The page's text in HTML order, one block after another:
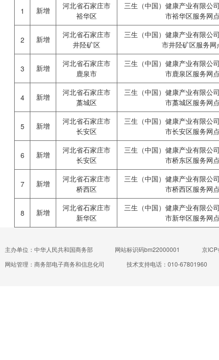
1 新增
河北省石家庄市
裕华区
三生（中国）健康产业有限公
市裕华区服务网
2 新增
河北省石家庄市
井陉矿区
三生（中国）健康产业有限公
市井陉矿区服务网
3 新增
河北省石家庄市
鹿泉市
三生（中国）健康产业有限公
市鹿泉区服务网
4 新增
河北省石家庄市
藁城区
三生（中国）健康产业有限公
市藁城区服务网
5 新增
河北省石家庄市
长安区
三生（中国）健康产业有限公
市长安区服务网
6 新增
河北省石家庄市
长安区
三生（中国）健康产业有限公
市桥东区服务网
7 新增
河北省石家庄市
桥西区
三生（中国）健康产业有限公
市桥西区服务网
8 新增
河北省石家庄市
新华区
三生（中国）健康产业有限公
市新华区服务网
主办单位：中华人民共和国商务部 网站标识码bm22000001
京
网站管理：商务部电子商务和信息化司
技术支持电话：010-67801960